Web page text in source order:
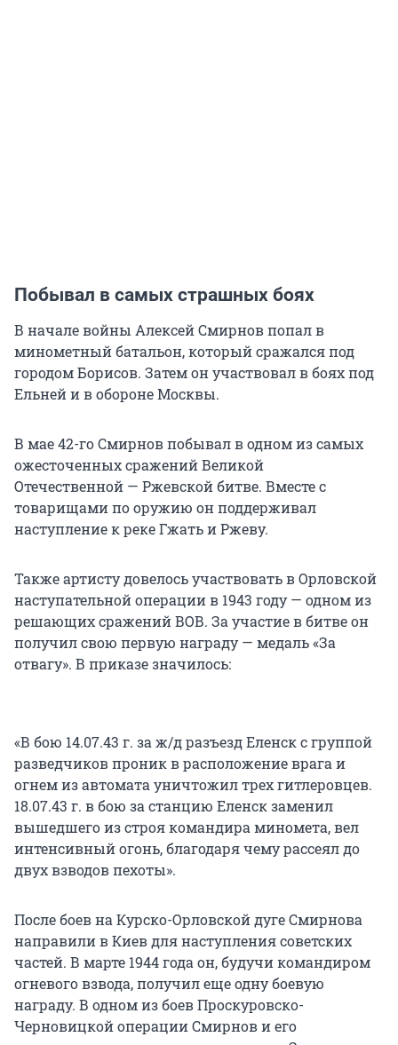
Побывал в самых страшных боях
В начале войны Алексей Смирнов попал в
минометный батальон, который сражался под
городом Борисов. Затем он участвовал в боях под
Ельней и в обороне Москвы.
В мае 42-го Смирнов побывал в одном из самых
ожесточенных сражений Великой
Отечественной — Ржевской битве. Вместе с
товарищами по оружию он поддерживал
наступление к реке Гжать и Ржеву.
Также артисту довелось участвовать в Орловской
наступательной операции в 1943 году — одном из
решающих сражений ВОВ. За участие в битве он
получил свою первую награду — медаль «За
отвагу». В приказе значилось:
«В бою 14.07.43 г. за ж/д разъезд Еленск с группой
разведчиков проник в расположение врага и
огнем из автомата уничтожил трех гитлеровцев.
18.07.43 г. в бою за станцию Еленск заменил
вышедшего из строя командира миномета, вел
интенсивный огонь, благодаря чему рассеял до
двух взводов пехоты».
После боев на Курско-Орловской дуге Смирнова
направили в Киев для наступления советских
частей. В марте 1944 года он, будучи командиром
огневого взвода, получил еще одну боевую
награду. В одном из боев Проскуровско-
Черновицкой операции Смирнов и его